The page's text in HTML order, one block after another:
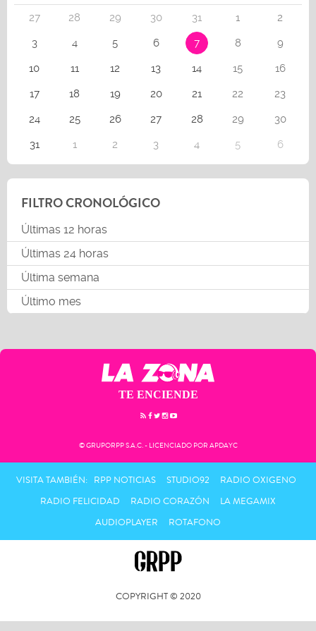
27
28 29 30 31 1
2
3
4 5 6 7 8
9
10
11 12 13 14 15
16
17
18 19 20 21 22
23
24
25 26 27 28 29
30
31
1 2 3 4 5 6
FILTRO CRONOLÓGICO
Últimas 12 horas
Últimas 24 horas
Última semana
Último mes
TE ENCIENDE
© GRUPORPP S.A.C. - LICENCIADO POR APDAYC
VISITA TAMBIÉN: RPP NOTICIAS STUDIO92
RADIO OXIGENO
RADIO FELICIDAD
RADIO CORAZÓN
LA MEGAMIX
AUDIOPLAYER
ROTAFONO
COPYRIGHT © 2020